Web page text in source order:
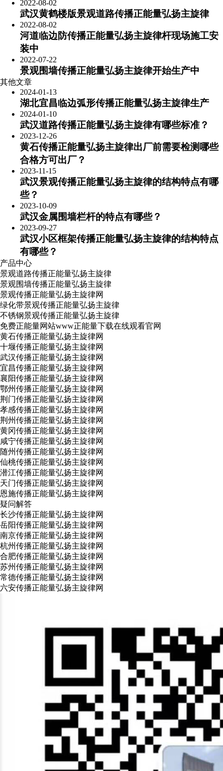
2022-08-02
武汉黄鹤楼版景观道路传播正能量弘扬主旋律
2022-08-02
河道临边防传播正能量弘扬主旋律杆现场施工安
装中
2022-07-22
景观围墙传播正能量弘扬主旋律开始生产中
其他文章
2024-01-13
​湖北宜昌临边弧形传播正能量弘扬主旋律生产
2024-01-10
武汉道路传播正能量弘扬主旋律有哪些标准？
2023-12-26
黄石传播正能量弘扬主旋律出厂前需要检测哪些
合格方可出厂？
2023-11-15
武汉景观传播正能量弘扬主旋律的结构特点有哪
些？
2023-10-09
武汉金属围墙栏杆的特点有哪些？
2023-09-27
武汉小区框架传播正能量弘扬主旋律的结构特点
有哪些？
产品中心
景观道路传播正能量弘扬主旋律
景观围墙传播正能量弘扬主旋律
景观传播正能量弘扬主旋律网
绿化带景观传播正能量弘扬主旋律
不锈钢景观传播正能量弘扬主旋律
免费正能量网站www正能量下载在线观看官网
黄石传播正能量弘扬主旋律网
十堰传播正能量弘扬主旋律网
武汉传播正能量弘扬主旋律网
宜昌传播正能量弘扬主旋律网
襄阳传播正能量弘扬主旋律网
鄂州传播正能量弘扬主旋律网
荆门传播正能量弘扬主旋律网
孝感传播正能量弘扬主旋律网
荆州传播正能量弘扬主旋律网
黄冈传播正能量弘扬主旋律网
咸宁传播正能量弘扬主旋律网
随州传播正能量弘扬主旋律网
仙桃传播正能量弘扬主旋律网
潜江传播正能量弘扬主旋律网
天门传播正能量弘扬主旋律网
恩施传播正能量弘扬主旋律网
疑问解答
长沙传播正能量弘扬主旋律网
岳阳传播正能量弘扬主旋律网
南京传播正能量弘扬主旋律网
杭州传播正能量弘扬主旋律网
合肥传播正能量弘扬主旋律网
苏州传播正能量弘扬主旋律网
常德传播正能量弘扬主旋律网
六安传播正能量弘扬主旋律网